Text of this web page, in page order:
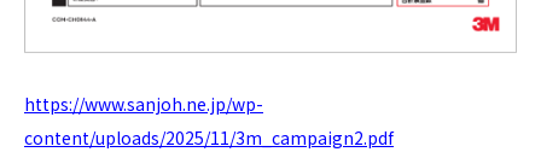
https://www.sanjoh.ne.jp/wp-
content/uploads/2025/11/3m_campaign2.pdf